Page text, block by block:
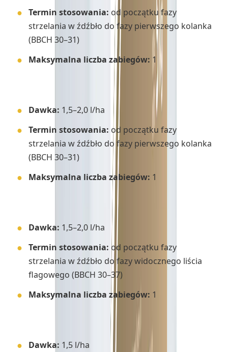
Termin stosowania: od początku fazy
strzelania w źdźbło do fazy pierwszego kolanka
(BBCH 30–31)
Maksymalna liczba zabiegów: 1
Dawka: 1,5–2,0 l/ha
Termin stosowania: od początku fazy
strzelania w źdźbło do fazy pierwszego kolanka
(BBCH 30–31)
Maksymalna liczba zabiegów: 1
Dawka: 1,5–2,0 l/ha
Termin stosowania: od początku fazy
strzelania w źdźbło do fazy widocznego liścia
flagowego (BBCH 30–37)
Maksymalna liczba zabiegów: 1
Dawka: 1,5 l/ha